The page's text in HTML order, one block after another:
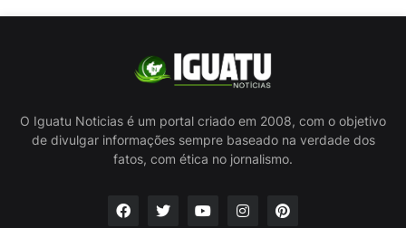
O Iguatu Noticias é um portal criado em 2008, com o objetivo
de divulgar informações sempre baseado na verdade dos
fatos, com ética no jornalismo.